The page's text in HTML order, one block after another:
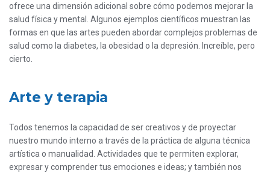
ofrece una dimensión adicional sobre cómo podemos mejorar la
salud física y mental. Algunos ejemplos científicos muestran las
formas en que las artes pueden abordar complejos problemas de
salud como la diabetes, la obesidad o la depresión. Increíble, pero
cierto.
Arte y terapia
Todos tenemos la capacidad de ser creativos y de proyectar
nuestro mundo interno a través de la práctica de alguna técnica
artística o manualidad. Actividades que te permiten explorar,
expresar y comprender tus emociones e ideas; y también nos